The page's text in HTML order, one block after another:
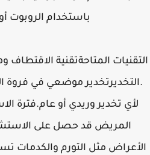
باستخدام الروبوت أو
المتاحةتقنية الاقتطاف
موضعي في فروة
المريض قد حصل على
مثل التورم والكدمات